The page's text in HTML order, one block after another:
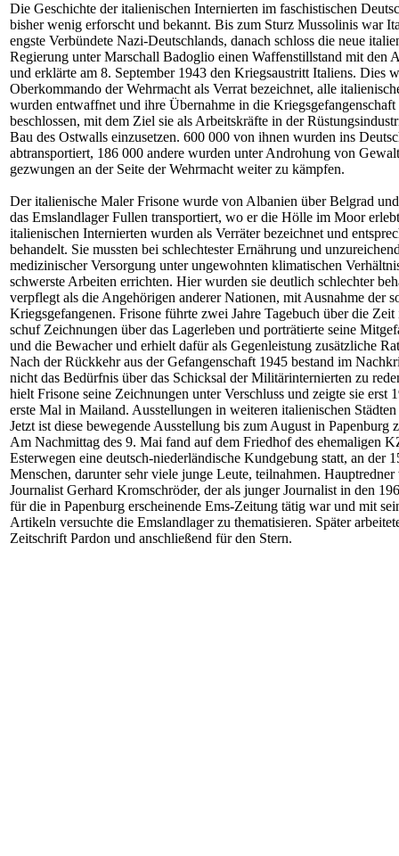
Die Geschichte der italienischen Internierten im faschistischen
bisher wenig erforscht und bekannt. Bis zum Sturz Mussolinis war
engste Verbündete Nazi-Deutschlands, danach schloss die neue
Regierung unter Marschall Badoglio einen Waffenstillstand mit den
und erklärte am 8. September 1943 den Kriegsaustritt Italiens. Dies
Oberkommando der Wehrmacht als Verrat bezeichnet, alle
wurden entwaffnet und ihre Übernahme in die Kriegsgefangenschaft
beschlossen, mit dem Ziel sie als Arbeitskräfte in der
Bau des Ostwalls einzusetzen. 600 000 von ihnen wurden ins
abtransportiert, 186 000 andere wurden unter Androhung von Gewalt
gezwungen an der Seite der Wehrmacht weiter zu kämpfen.
Der italienische Maler Frisone wurde von Albanien über Belgrad
das Emslandlager Fullen transportiert, wo er die Hölle im Moor
italienischen Internierten wurden als Verräter bezeichnet und
behandelt. Sie mussten bei schlechtester Ernährung und
medizinischer Versorgung unter ungewohnten klimatischen
schwerste Arbeiten errichten. Hier wurden sie deutlich schlechter
verpflegt als die Angehörigen anderer Nationen, mit Ausnahme der
Kriegsgefangenen. Frisone führte zwei Jahre Tagebuch über die
schuf Zeichnungen über das Lagerleben und porträtierte seine
und die Bewacher und erhielt dafür als Gegenleistung zusätzliche
Nach der Rückkehr aus der Gefangenschaft 1945 bestand im
nicht das Bedürfnis über das Schicksal der Militärinternierten zu
hielt Frisone seine Zeichnungen unter Verschluss und zeigte sie erst
erste Mal in Mailand. Ausstellungen in weiteren italienischen
Jetzt ist diese bewegende Ausstellung bis zum August in Papenburg
Am Nachmittag des 9. Mai fand auf dem Friedhof des ehemaligen
Esterwegen eine deutsch-niederländische Kundgebung statt, an der
Menschen, darunter sehr viele junge Leute, teilnahmen. Hauptredner
Journalist Gerhard Kromschröder, der als junger Journalist in den
für die in Papenburg erscheinende Ems-Zeitung tätig war und mit
Artikeln versuchte die Emslandlager zu thematisieren. Später
Zeitschrift Pardon und anschließend für den Stern.